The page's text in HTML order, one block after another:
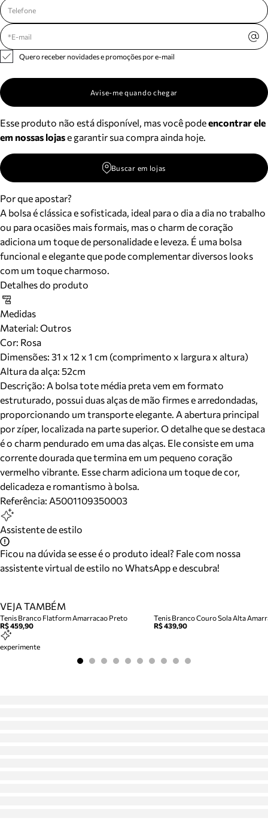
Quero receber novidades e promoções por e-mail
Avise-me quando chegar
Esse produto não está disponível, mas você podeencontrar ele
em nossas lojase garantir sua compra ainda hoje.
Buscar em lojas
Por que apostar?
A bolsa é clássica e sofisticada, ideal para o dia a dia no trabalho
ou para ocasiões mais formais, mas o charm de coração
adiciona um toque de personalidade e leveza. É uma bolsa
funcional e elegante que pode complementar diversos looks
com um toque charmoso.
Detalhes do produto
Medidas
Material: Outros
Cor: Rosa
Dimensões: 31 x 12 x 1 cm (comprimento x largura x altura)
Altura da alça: 52cm
Descrição: A bolsa tote média preta vem em formato
estruturado, possui duas alças de mão firmes e arredondadas,
proporcionando um transporte elegante. A abertura principal
por zíper, localizada na parte superior. O detalhe que se destaca
é o charm pendurado em uma das alças. Ele consiste em uma
corrente dourada que termina em um pequeno coração
vermelho vibrante. Esse charm adiciona um toque de cor,
delicadeza e romantismo à bolsa.
Referência: A5001109350003
Assistente de estilo
Ficou na dúvida se esse é o produto ideal? Fale com nossa
assistente virtual de estilo no WhatsApp e descubra!
VEJA TAMBÉM
Tenis Branco Flatform Amarracao Preto
R$ 459,90
experimente
Tenis Branco Couro Sola Alta
R$ 439,90